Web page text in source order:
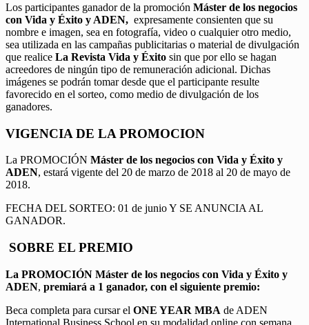
Los participantes ganador de la promoción Máster de los negocios
con Vida y Éxito y ADEN, expresamente consienten que su
nombre e imagen, sea en fotografía, video o cualquier otro medio,
sea utilizada en las campañas publicitarias o material de divulgación
que realice La Revista Vida y Éxito sin que por ello se hagan
acreedores de ningún tipo de remuneración adicional. Dichas
imágenes se podrán tomar desde que el participante resulte
favorecido en el sorteo, como medio de divulgación de los
ganadores.
VIGENCIA DE LA PROMOCION
La PROMOCIÓN Máster de los negocios con Vida y Éxito y
ADEN, estará vigente del 20 de marzo de 2018 al 20 de mayo de
2018.
FECHA DEL SORTEO: 01 de junio Y SE ANUNCIA AL
GANADOR.
SOBRE EL PREMIO
La PROMOCIÓN Máster de los negocios con Vida y Éxito y
ADEN, premiará a 1 ganador, con el siguiente premio:
Beca completa para cursar el ONE YEAR MBA de ADEN
International Business School en su modalidad online con semana